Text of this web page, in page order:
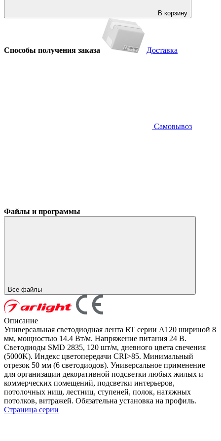
В корзину
Способы получения заказа Доставка
Самовывоз
Файлы и программы
Все файлы
Описание
Универсальная светодиодная лента RT серии A120 шириной 8
мм, мощностью 14.4 Вт/м. Напряжение питания 24 В.
Светодиоды SMD 2835, 120 шт/м, дневного цвета свечения
(5000K). Индекс цветопередачи CRI>85. Минимальный
отрезок 50 мм (6 светодиодов). Универсальное применение
для организации декоративной подсветки любых жилых и
коммерческих помещений, подсветки интерьеров,
потолочных ниш, лестниц, ступеней, полок, натяжных
потолков, витражей. Обязательна установка на профиль.
Страница серии